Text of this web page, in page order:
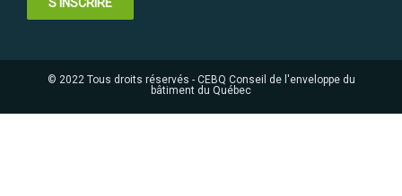
© 2022 Tous droits réservés - CEBQ Conseil de l'enveloppe du
bâtiment du Québec